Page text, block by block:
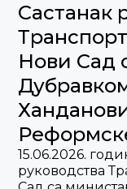
Састанак
Нови Сад
15.06.2026.
руководства